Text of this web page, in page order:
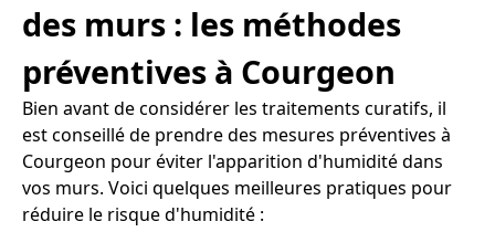
des murs : les méthodes
préventives à Courgeon
Bien avant de considérer les traitements curatifs, il
est conseillé de prendre des mesures préventives à
Courgeon pour éviter l'apparition d'humidité dans
vos murs. Voici quelques meilleures pratiques pour
réduire le risque d'humidité :